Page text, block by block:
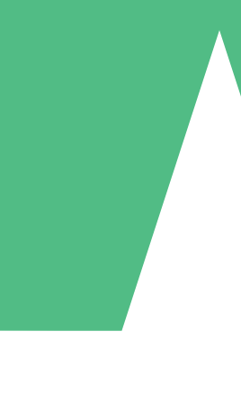
Individuele
per gebruik met downloadtegoeden.
5 Downloaden
US$